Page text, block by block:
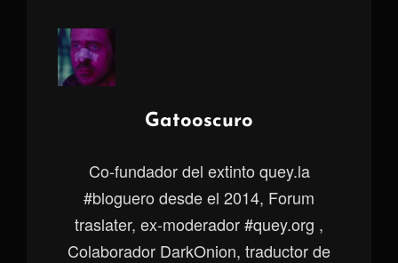
Autor:
Gatooscuro
Co-fundador del extinto quey.la
#bloguero desde el 2014, Forum
traslater, ex-moderador #quey.org ,
Colaborador DarkOnion, traductor de